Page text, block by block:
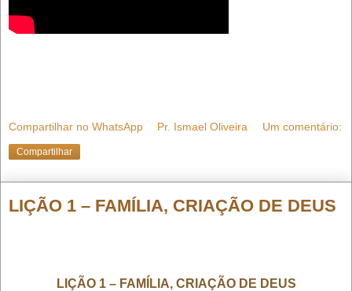
Compartilhar no WhatsApp Pr. Ismael Oliveira Um comentário:
Compartilhar
LIÇÃO 1 – FAMÍLIA, CRIAÇÃO DE DEUS
LIÇÃO 1 – FAMÍLIA, CRIAÇÃO DE DEUS